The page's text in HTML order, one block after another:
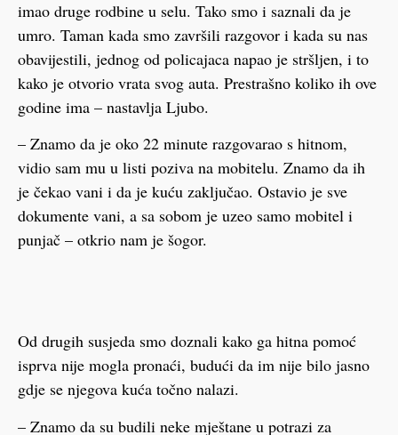
imao druge rodbine u selu. Tako smo i saznali da je
umro. Taman kada smo završili razgovor i kada su nas
obavijestili, jednog od policajaca napao je stršljen, i to
kako je otvorio vrata svog auta. Prestrašno koliko ih ove
godine ima – nastavlja Ljubo.
– Znamo da je oko 22 minute razgovarao s hitnom,
vidio sam mu u listi poziva na mobitelu. Znamo da ih
je čekao vani i da je kuću zaključao. Ostavio je sve
dokumente vani, a sa sobom je uzeo samo mobitel i
punjač – otkrio nam je šogor.
Od drugih susjeda smo doznali kako ga hitna pomoć
isprva nije mogla pronaći, budući da im nije bilo jasno
gdje se njegova kuća točno nalazi.
– Znamo da su budili neke mještane u potrazi za